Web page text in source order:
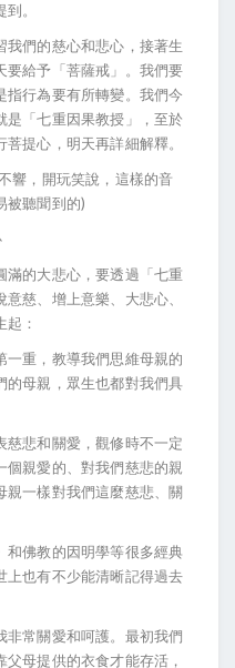
。
我們的慈心和悲心，接著生
要給予「菩薩戒」。我們要
指行為要有所轉變。我們今
是「七重因果教授」，至於
提心，明天再詳細解釋。
響，開玩笑說，這樣的音
被聽聞到的)
滿的大悲心，要透過「七重
慈、增上意樂、大悲心、
：
一重，教導我們思維母親的
的母親，眾生也都對我們具
慈悲和關愛，觀修時不一定
親愛的、對我們慈悲的親
親一樣對我們這麼慈悲、關
和佛教的因明學等很多經典
上也有不少能清晰記得過去
非常關愛和呵護。最初我們
母提供的衣食才能存活，